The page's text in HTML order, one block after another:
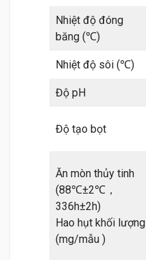
Nhiệt độ đóng
băng (℃)
Nhiệt độ sôi (℃)
Độ pH
Độ tạo bọt
Ăn mòn thủy tinh
(88℃±2℃，
336h±2h)
Hao hụt khối lượng
(mg/mẫu )